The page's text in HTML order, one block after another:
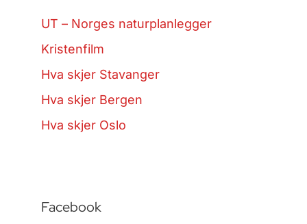
UT – Norges naturplanlegger
Kristenfilm
Hva skjer Stavanger
Hva skjer Bergen
Hva skjer Oslo
Facebook